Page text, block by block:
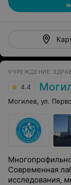
УЧРЕЖДЕНИЕ
4.4
Могилев, ул.
Современная
исследования,